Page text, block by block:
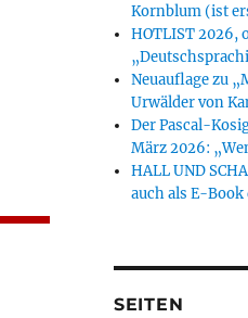
Kornblum (ist
HOTLIST 2026,
Neuauflage zu
Urwälder von
Der Pascal-
März 2026:
HALL UND
auch als E-Book
SEITEN